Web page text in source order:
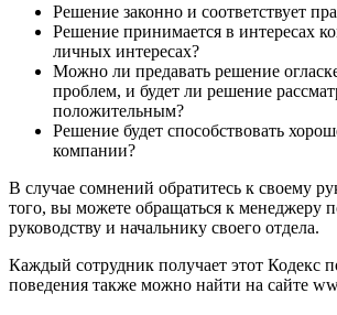
Решение законно и соответствует
Решение принимается в интересах
личных интересах?
Можно ли предавать решение
проблем, и будет ли решение
положительным?
Решение будет способствовать
компании?
В случае сомнений обратитесь к своему
того, вы можете обращаться к менеджеру
руководству и начальнику своего отдела.
Каждый сотрудник получает этот Кодекс
поведения также можно найти на сайте